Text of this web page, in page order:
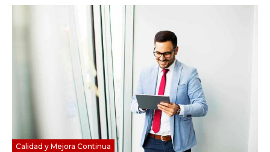
Calidad y Mejora Continua